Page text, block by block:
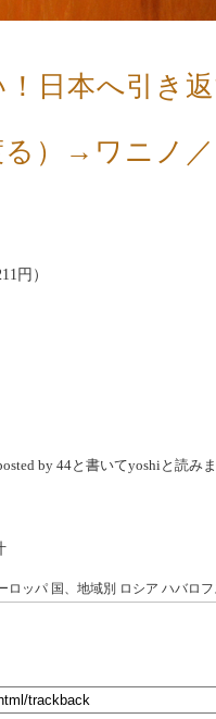
日本へ引き
る）→ワニノ／
円）
by 44と書いてyoshiと読みま
ロッパ 国、地域別 ロシア ハバロ